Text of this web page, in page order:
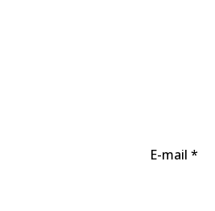
E-mail *